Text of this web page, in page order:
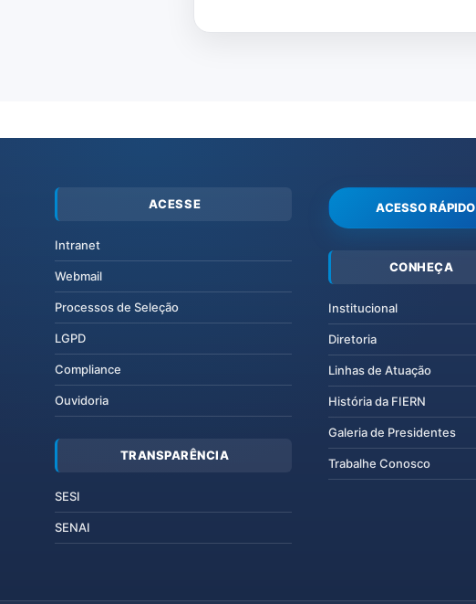
ACESSE
Intranet
Webmail
Processos de Seleção
LGPD
Compliance
Ouvidoria
TRANSPARÊNCIA
SESI
SENAI
ACESSO RÁPIDO
CONHEÇA
Institucional
Diretoria
Linhas de Atuação
História da FIERN
Galeria de Presidentes
Trabalhe Conosco